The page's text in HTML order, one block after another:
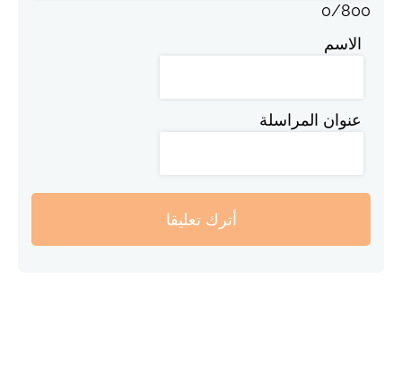
0/800
الاسم
عنوان المراسلة
أترك تعليقا